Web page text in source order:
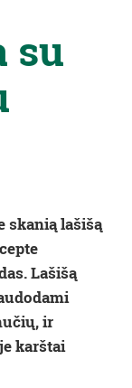
su
skanią lašišą
Lašišą
ir
karštai